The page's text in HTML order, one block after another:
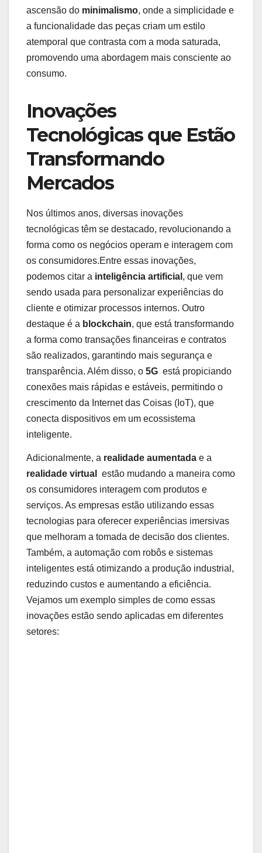
ascensão do⁤ minimalismo,⁢ onde a‍ simplicidade​ e
a funcionalidade das ‌peças criam‍ um estilo
atemporal que ⁢contrasta com a moda saturada,
promovendo uma​ abordagem mais consciente ao
consumo.
Inovações⁢
Tecnológicas que‌ Estão
Transformando
‍Mercados
Nos ‌últimos anos, diversas ⁢inovações
tecnológicas têm ​se destacado, revolucionando a
forma como os negócios operam e interagem com
⁤os consumidores.Entre​ essas ⁢inovações,
⁤podemos citar ​a inteligência artificial , que vem
sendo usada para personalizar experiências do
cliente e otimizar processos internos. ‍Outro
destaque⁤ é ‍a blockchain, ⁤que está ⁢transformando
a forma como transações financeiras e contratos
são realizados, garantindo mais segurança ‍e
transparência. ⁢Além disso, o 5G ⁣ está propiciando
conexões ⁢mais⁢ rápidas e estáveis, permitindo o
‌crescimento da‌ Internet das Coisas (IoT), que
conecta‍ dispositivos em um ecossistema
inteligente.
Adicionalmente, a realidade‌ aumentada e​ a
realidade virtual
‍ estão ⁤mudando a ​maneira ⁣como
os consumidores interagem com produtos ⁣e
serviços. As empresas‍ estão utilizando essas
‍tecnologias para oferecer⁤ experiências imersivas
que melhoram ⁤a tomada de decisão dos clientes.
Também, a‍ automação com ⁣robôs e sistemas
inteligentes está‌ otimizando a produção ⁣industrial,
reduzindo ⁤custos‌ e aumentando a eficiência.
Vejamos um exemplo simples de como essas
inovações estão sendo aplicadas em diferentes
setores: